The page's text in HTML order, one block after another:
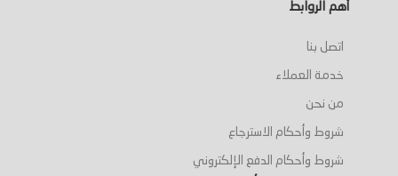
أهم الروابط
اتصل بنا
خدمة العملاء
من نحن
شروط وأحكام الاسترجاع
شروط وأحكام الدفع الإلكتروني